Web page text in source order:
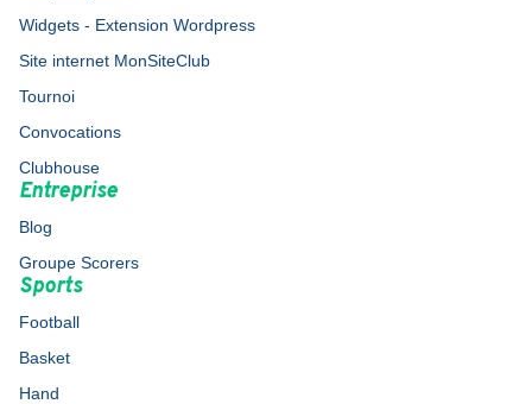
Widgets - Extension Wordpress
Site internet MonSiteClub
Tournoi
Convocations
Clubhouse
Entreprise
Blog
Groupe Scorers
Sports
Football
Basket
Hand